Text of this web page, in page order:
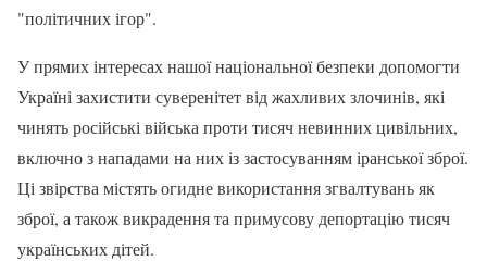
"політичних ігор".
У прямих інтересах нашої національної безпеки допомогти
Україні захистити суверенітет від жахливих злочинів, які
чинять російські війська проти тисяч невинних цивільних,
включно з нападами на них із застосуванням іранської зброї.
Ці звірства містять огидне використання згвалтувань як
зброї, а також викрадення та примусову депортацію тисяч
українських дітей.